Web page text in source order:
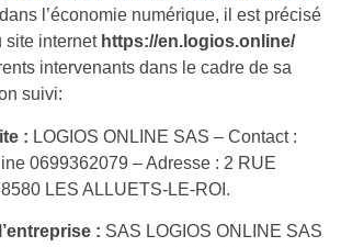
l’économie numérique, il est précisé
site internet https://en.logios.online/
intervenants dans le cadre de sa
suivi:
: LOGIOS ONLINE SAS – Contact :
0699362079 – Adresse : 2 RUE
LES ALLUETS-LE-ROI.
: SAS LOGIOS ONLINE SAS